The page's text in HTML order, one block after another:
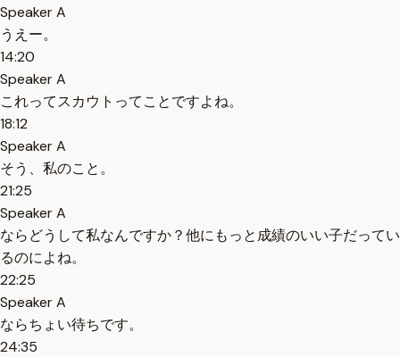
Speaker A
うえー。
14:20
Speaker A
これってスカウトってことですよね。
18:12
Speaker A
そう、私のこと。
21:25
Speaker A
ならどうして私なんですか？他にもっと成績のいい子だってい
るのによね。
22:25
Speaker A
ならちょい待ちです。
24:35